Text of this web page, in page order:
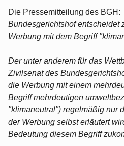
Die Pressemitteilung des BGH:
Bundesgerichtshof entscheidet
Werbung mit dem Begriff
Der unter anderem für das
Zivilsenat des
die Werbung mit einem
Begriff mehrdeutigen
"klimaneutral") regelmäßig nur
der Werbung selbst erläutert
Bedeutung diesem Begriff